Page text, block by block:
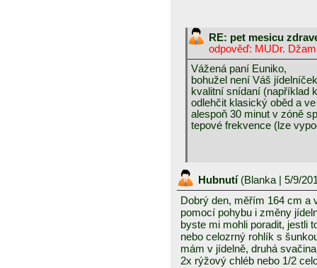
RE: pet mesicu
odpověď: MUDr.
Vážená paní Euniko,
bohužel není Váš
kvalitní snídaní (například
odlehčit klasický oběd a
alespoň 30 minut v zóně
tepové frekvence (lze
Hubnutí (Blanka | 5/9/
Dobrý den, měřím 164 cm a
pomocí pohybu i změny
byste mi mohli poradit, jestli
nebo celozrný rohlík s
mám v jídelně, druhá
2x rýžový chléb nebo 1/2